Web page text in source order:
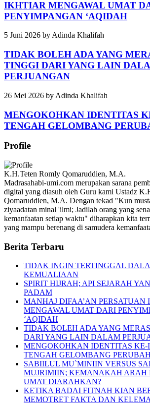
IKHTIAR MENGAWAL UMAT
PENYIMPANGAN ‘AQIDAH
5 Juni 2026 by Adinda Khalifah
TIDAK BOLEH ADA YANG
TINGGI DARI YANG LAIN
PERJUANGAN
26 Mei 2026 by Adinda Khalifah
MENGOKOHKAN IDENTITAS
TENGAH GELOMBANG
Profile
K.H.Teten Romly Qomaruddien, M.A.
Madrasahabi-umi.com merupakan sarana
digital yang diasuh oleh Guru kami Ustadz
Qomaruddien, M.A. Dengan tekad "Kun
ziyaadatan minal 'ilmi; Jadilah orang yang
kemanfaatan setiap waktu" diharapkan kita
yang mampu berenang di samudera
Berita Terbaru
TIDAK INGIN TERTINGGAL
KEMUALIAAN
SPIRIT HIJRAH; API SEJARAH
PADAM
MANHAJ DIFAA’AN
MENGAWAL UMAT DARI
‘AQIDAH
TIDAK BOLEH ADA YANG
DARI YANG LAIN DALAM
MENGOKOHKAN IDENTITAS
TENGAH GELOMBANG
SABIILUL MU`MINIIN VERSUS
MUJRIMIIN; KEMANAKAH ARAH
UMAT DIARAHKAN?
KETIKA BADAI FITNAH KIAN
MEMOTRET FAKTA DAN